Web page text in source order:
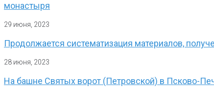
монастыря
29 июня, 2023
Продолжается систематизация материалов,
28 июня, 2023
На башне Святых ворот (Петровской) в Псково-